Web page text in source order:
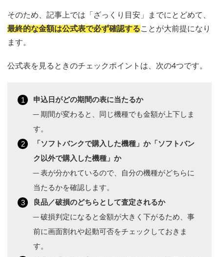
そのため、記事上では「ざっくり目安」までにとどめて、
最終的な金額は公式表で必ず確認することが大前提になり
ます。
公式表を見るときのチェックポイントは、次の4つです。
申込日がどの期間の表に当たるか
─ 期間が変わると、同じ機種でも金額が上下しま
す。
「ソフトバンクで購入した機種」か「ソフトバン
ク以外で購入した機種」か
─ 表が分かれているので、自分の機種がどちらに
当たるかを確認します。
良品／破損のどちらとして査定されるか
─ 破損判定になると金額が大きく下がるため、事
前に画面割れや起動可否をチェックしておきま
す。